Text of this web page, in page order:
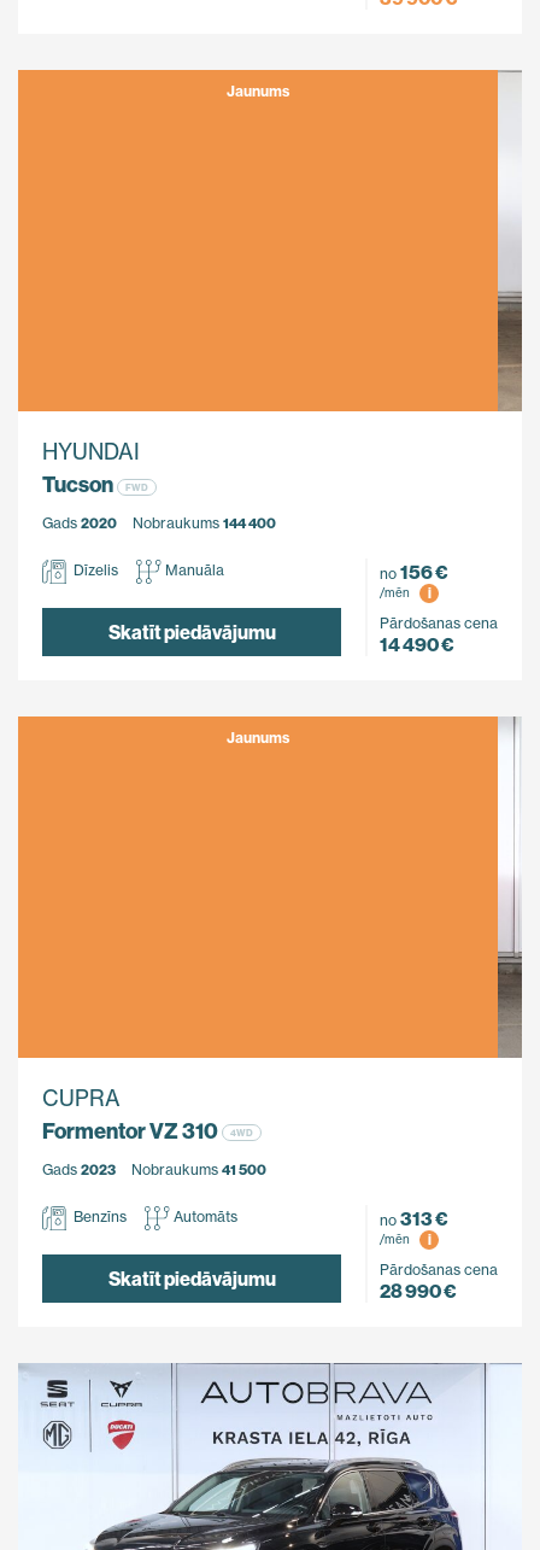
Jaunums
HYUNDAI
Tucson
FWD
Gads 2020 Nobraukums 144 400
Dīzelis Manuāla
Skatīt piedāvājumu
no 156 €
/mēn
i
Pārdošanas cena
14 490 €
Jaunums
CUPRA
Formentor VZ 310
4WD
Gads 2023 Nobraukums 41 500
Benzīns Automāts
Skatīt piedāvājumu
no 313 €
/mēn
i
Pārdošanas cena
28 990 €